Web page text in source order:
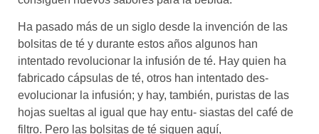
Ha pasado más de un siglo desde la invención de las
bolsitas de té y durante estos años algunos han
intentado revolucionar la infusión de té. Hay quien ha
fabricado cápsulas de té, otros han intentado des-
evolucionar la infusión; y hay, también, puristas de las
hojas sueltas al igual que hay entu- siastas del café de
filtro. Pero las bolsitas de té siguen aquí,